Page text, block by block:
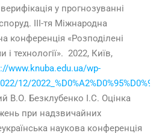
у прогнозуванні
ІІІ-тя Міжнародна
конференція «Розподілені
і технології». 2022, Київ,
www.knuba.edu.ua/wp-
12/
В.О. Безклубенко І.С. Оцінка
при надзвичайних
наукова конференція